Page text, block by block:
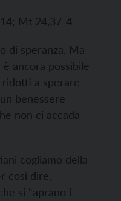
Mt 24,37-4
di speranza. Ma
ancora possibile
a sperare
benessere
non ci accada
cogliamo della
così dire,
si “aprano i